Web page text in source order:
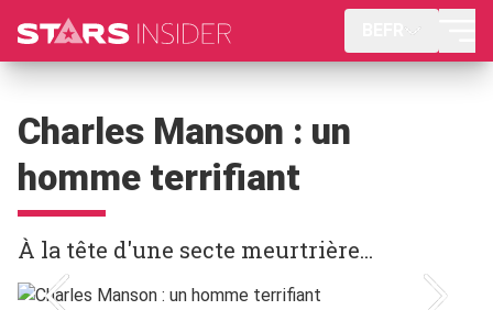
Charles Manson : un
homme terrifiant
À la tête d'une secte meurtrière...